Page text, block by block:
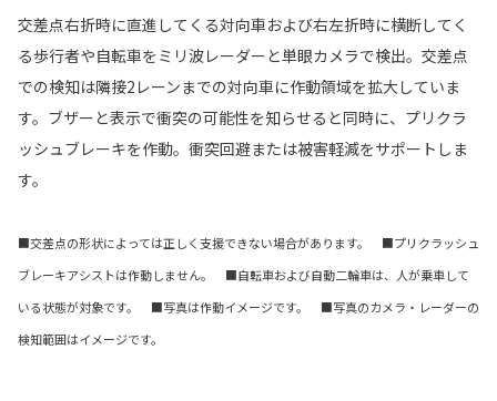
交差点右折時に直進してくる対向車および右左折時に横断してく
る歩行者や自転車をミリ波レーダーと単眼カメラで検出。交差点
での検知は隣接2レーンまでの対向車に作動領域を拡大していま
す。ブザーと表示で衝突の可能性を知らせると同時に、プリクラ
ッシュブレーキを作動。衝突回避または被害軽減をサポートしま
す。
■交差点の形状によっては正しく支援できない場合があります。 ■プリクラッシュ
ブレーキアシストは作動しません。 ■自転車および自動二輪車は、人が乗車して
いる状態が対象です。 ■写真は作動イメージです。 ■写真のカメラ・レーダーの
検知範囲はイメージです。